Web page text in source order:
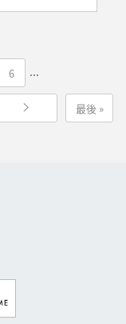
6 ...
最後 »